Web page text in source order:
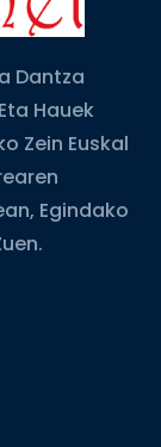
Dantza
Hauek
Zein Euskal
Egindako